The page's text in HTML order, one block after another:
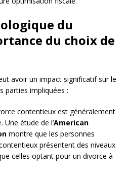
du
du choix de
avoir un impact significatif sur le
parties impliquées :
contentieux est généralement
Une étude de l’American
montre que les personnes
présentent des niveaux
celles optant pour un divorce à